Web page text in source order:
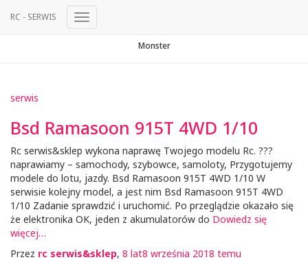
RC - SERWIS
Przełącz
Monster
serwis
Bsd Ramasoon 915T 4WD 1/10
Rc serwis&sklep wykona naprawę Twojego modelu Rc. ?️?️?️
naprawiamy – samochody, szybowce, samoloty, Przygotujemy
modele do lotu, jazdy. Bsd Ramasoon 915T 4WD 1/10 W
serwisie kolejny model, a jest nim Bsd Ramasoon 915T 4WD
1/10 Zadanie sprawdzić i uruchomić. Po przeglądzie okazało się
że elektronika OK, jeden z akumulatorów do Dowiedz się
więcej…
Przez rc serwis&sklep, 8 lat8 września 2018 temu